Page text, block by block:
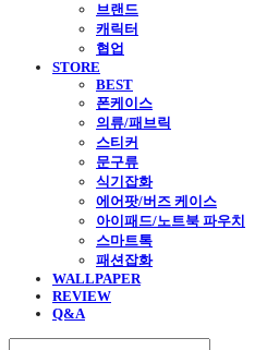
브랜드
캐릭터
협업
STORE
BEST
폰케이스
의류/패브릭
스티커
문구류
식기잡화
에어팟/버즈 케이스
아이패드/노트북 파우치
스마트톡
패션잡화
WALLPAPER
REVIEW
Q&A